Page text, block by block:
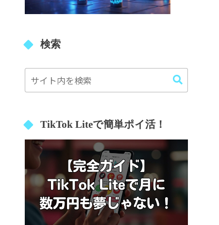
検索
TikTok Liteで簡単ポイ活！